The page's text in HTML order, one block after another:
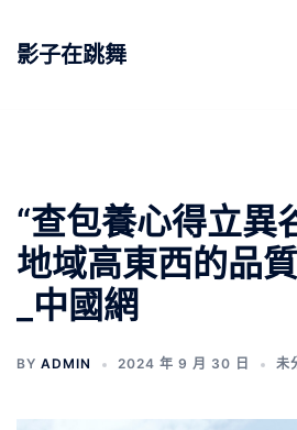
影子在跳舞
“查包養心得立異
地域高東西的品
_中國網
BY ADMIN 2024 年 9 月 30 日 未